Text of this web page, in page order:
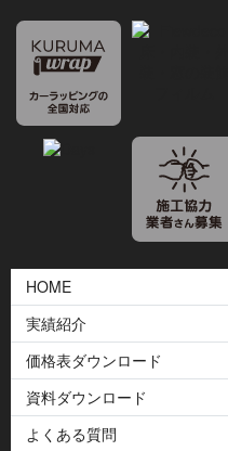
HOME
実績紹介
価格表ダウンロード
資料ダウンロード
よくある質問